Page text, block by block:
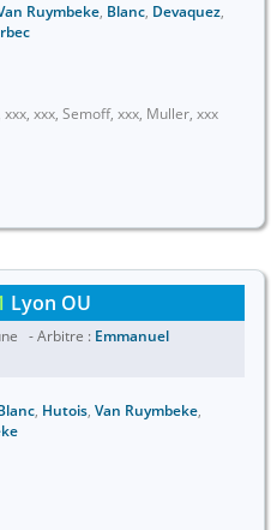
Ruymbeke, Blanc, Devaquez,
xxx, Semoff, xxx, Muller, xxx
Lyon OU
- Arbitre : Emmanuel
, Hutois, Van Ruymbeke,